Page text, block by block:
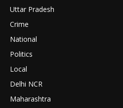
Uttar Pradesh
Crime
National
Politics
Local
Delhi NCR
Maharashtra